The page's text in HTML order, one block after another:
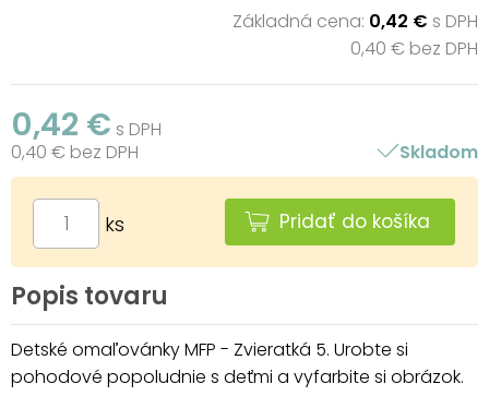
Základná cena: 0,42 € s DPH
0,40 € bez DPH
0,42 € s DPH
0,40 € bez DPH
Skladom
ks Pridať do košíka
Popis tovaru
Detské omaľovánky MFP - Zvieratká 5. Urobte si
pohodové popoludnie s deťmi a vyfarbite si obrázok.